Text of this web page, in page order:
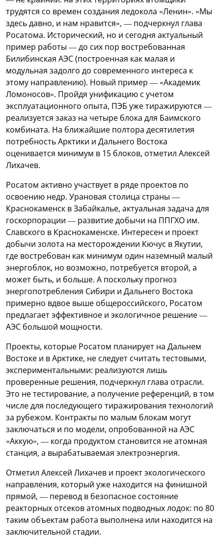
трудятся со времен создания ледокола «Ленин». «Мы
здесь давно, и нам нравится», — подчеркнул глава
Росатома. Исторический, но и сегодня актуальный
пример работы — до сих пор востребованная
Билибинская АЭС (построенная как малая и
модульная задолго до современного интереса к
этому направлению). Новый пример — «Академик
Ломоносов». Пройдя унификацию с учетом
эксплуатационного опыта, ПЭБ уже тиражируются —
реализуется заказ на четыре блока для Баимского
комбината. На ближайшие полтора десятилетия
потребность Арктики и Дальнего Востока
оценивается минимум в 15 блоков, отметил Алексей
Лихачев.
Росатом активно участвует в ряде проектов по
освоению недр. Урановая столица страны —
Краснокаменск в Забайкалье, актуальная задача для
госкорпорации — развитие добычи на ППГХО им.
Славского в Краснокаменске. Интересен и проект
добычи золота на месторождении Кючус в Якутии,
где востребован как минимум один наземный малый
энергоблок, но возможно, потребуется второй, а
может быть, и больше. А поскольку прогноз
энергопотребления Сибири и Дальнего Востока
примерно вдвое выше общероссийского, Росатом
предлагает эффективное и экологичное решение —
АЭС большой мощности.
Проекты, которые Росатом планирует на Дальнем
Востоке и в Арктике, не следует считать тестовыми,
экспериментальными: реализуются лишь
проверенные решения, подчеркнул глава отрасли.
Это не тестирование, а получение референций, в том
числе для последующего тиражирования технологий
за рубежом. Контракты по малым блокам могут
заключаться и по модели, опробованной на АЭС
«Аккую», — когда продуктом становится не атомная
станция, а вырабатываемая электроэнергия.
Отметил Алексей Лихачев и проект экологического
направления, который уже находится на финишной
прямой, — перевод в безопасное состояние
реакторных отсеков атомных подводных лодок: по 80
таким объектам работа выполнена или находится на
заключительной стадии.